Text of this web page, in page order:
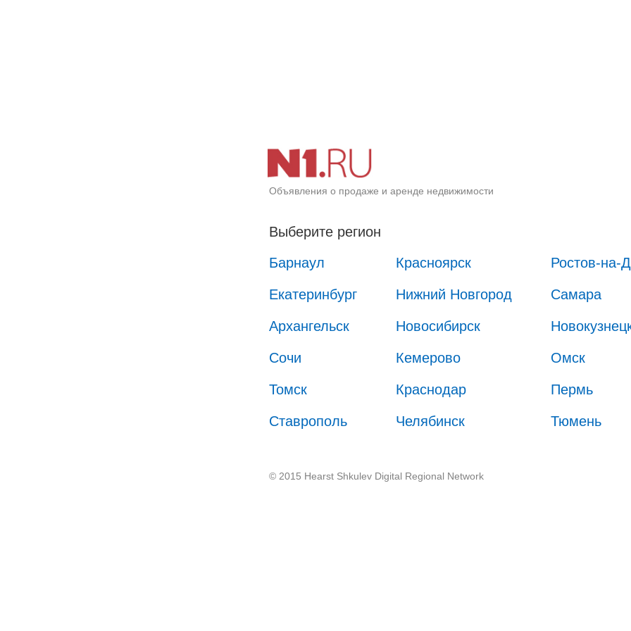
Объявления о продаже и аренде недвижимости
Выберите регион
Барнаул
Красноярск Ростов-на-
Екатеринбург Нижний Новгород Самара
Архангельск Новосибирск
Сочи Кемерово Омск
Томск Краснодар Пермь
Ставрополь Челябинск Тюмень
© 2015 Hearst Shkulev Digital Regional Network